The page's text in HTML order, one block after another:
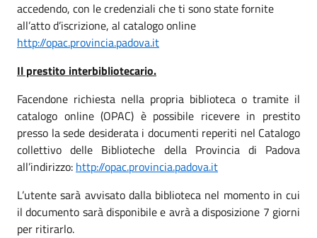
accedendo, con le credenziali che ti sono state fornite
all’atto d’iscrizione, al catalogo online
http://opac.provincia.padova.it
Il prestito interbibliotecario.
Facendone richiesta nella propria biblioteca o tramite il
catalogo online (OPAC) è possibile ricevere in prestito
presso la sede desiderata i documenti reperiti nel Catalogo
collettivo delle Biblioteche della Provincia di Padova
all’indirizzo: http://opac.provincia.padova.it
L’utente sarà avvisato dalla biblioteca nel momento in cui
il documento sarà disponibile e avrà a disposizione 7 giorni
per ritirarlo.